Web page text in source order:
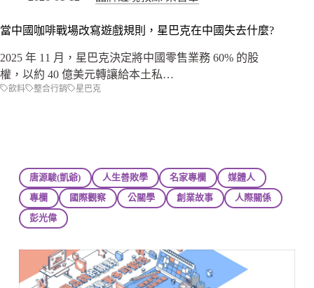
當中國咖啡戰場改寫遊戲規則，星巴克在中國失去什麼?
2025 年 11 月，星巴克決定將中國零售業務 60% 的股
權，以約 40 億美元轉讓給本土私…
飲料 整合行銷 星巴克
唐源駿(凱爺) 人生善敗學 名家專欄
媒體人
專欄
國際觀察 公關學 創業故事
人際關係
彭光偉